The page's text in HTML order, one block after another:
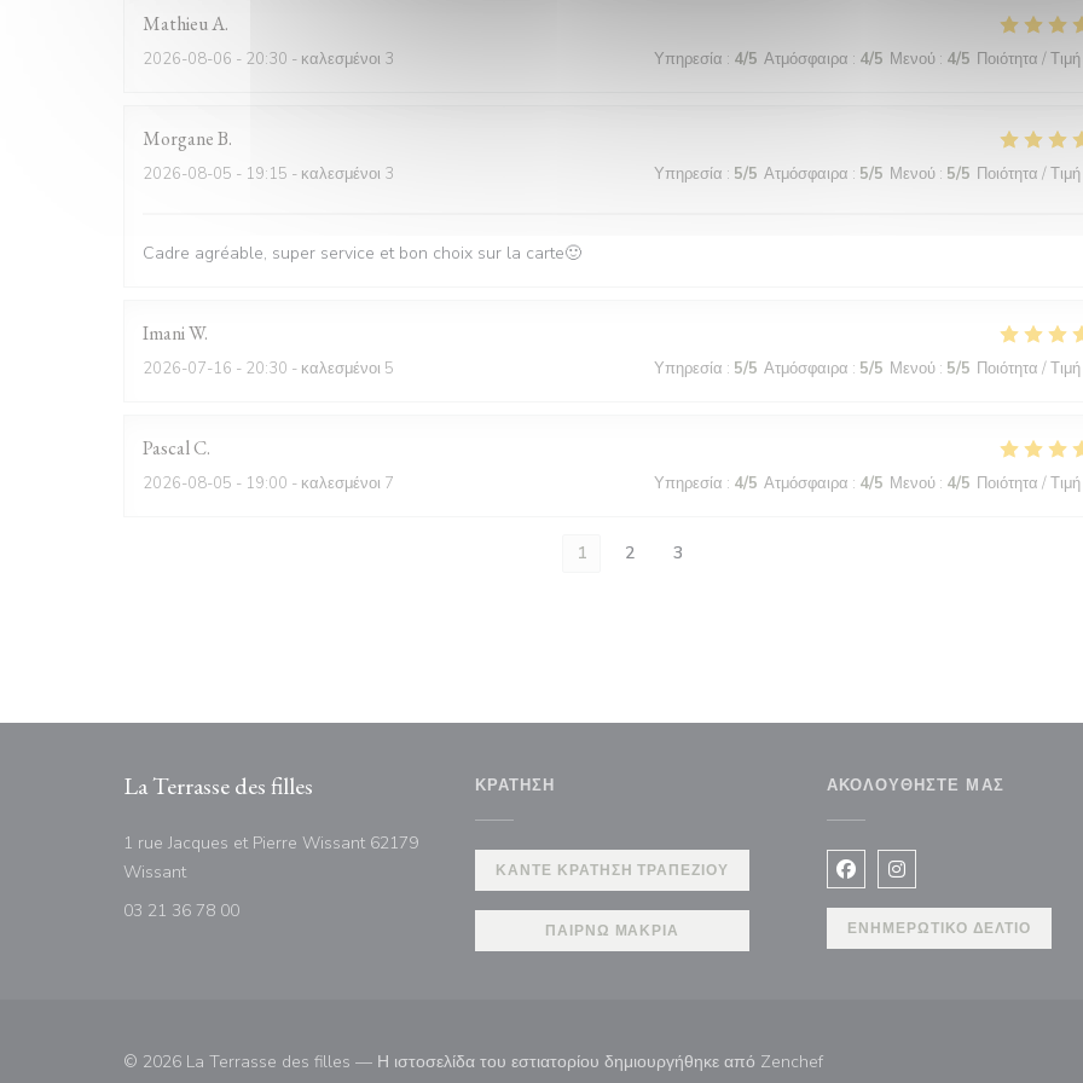
MathieuA
2026-08-06 - 20:30 - καλεσμένοι 3 Υπηρεσία : 4/5 Ατμόσφαιρα : 4/5 Μενού : 4/5 Ποιότητα / Τιμή
MorganeB
2026-08-05 - 19:15 - καλεσμένοι 3 Υπηρεσία : 5/5 Ατμόσφαιρα : 5/5 Μενού : 5/5 Ποιότητα / Τιμή
Cadre agréable, super service et bon choix sur la carte🙂
ImaniW
2026-07-16 - 20:30 - καλεσμένοι 5 Υπηρεσία : 5/5 Ατμόσφαιρα : 5/5 Μενού : 5/5 Ποιότητα / Τιμή
PascalC
2026-08-05 - 19:00 - καλεσμένοι 7 Υπηρεσία : 4/5 Ατμόσφαιρα : 4/5 Μενού : 4/5 Ποιότητα / Τιμή
1 2 3
La Terrasse des filles
1 rue Jacques et Pierre Wissant 62179
Wissant((ανοίγει σε νέο παράθυρο))
03 21 36 78 00
ΚΡΆΤΗΣΗ
ΚΆΝΤΕ ΚΡΆΤΗΣΗ ΤΡΑΠΕΖΙΟΎ
ΠΑΊΡΝΩ ΜΑΚΡΙΆ
ΑΚΟΛΟΥΘΉΣΤΕ ΜΑΣ
Facebook ((ανοίγει σε νέο
Instagram ((ανοίγει
ΕΝΗΜΕΡΩΤΙΚΌ ΔΕΛΤΊΟ
© 2026 La Terrasse des filles — Η ιστοσελίδα του εστιατορίου δημιουργήθηκε από Zenchef((ανοίγει σε νέο παράθυρο))